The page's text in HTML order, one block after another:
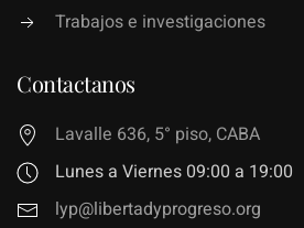
Trabajos e investigaciones
Contactanos
Lavalle 636, 5° piso, CABA
Lunes a Viernes 09:00 a 19:00
lyp@libertadyprogreso.org